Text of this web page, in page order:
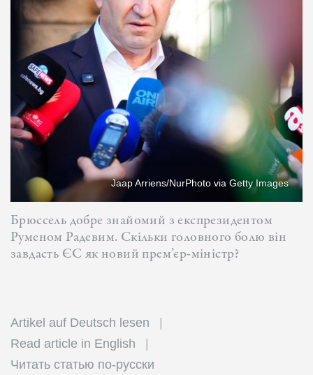
Jaap Arriens/NurPhoto via Getty Images
Брюссель добре знайомий з експрезидентом
Руменом Радевим. Скільки головного болю він
завдасть ЄС як новий прем’єр-міністр?
Artikel auf Deutsch lesen
Read article in English
Читать статью по-русски